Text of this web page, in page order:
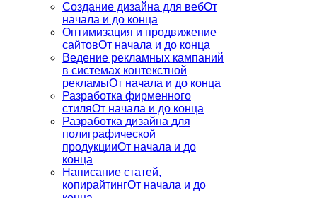
Создание дизайна для вебОт
начала и до конца
Оптимизация и продвижение
сайтовОт начала и до конца
Ведение рекламных кампаний
в системах контекстной
рекламыОт начала и до конца
Разработка фирменного
стиляОт начала и до конца
Разработка дизайна для
полиграфической
продукцииОт начала и до
конца
Написание статей,
копирайтингОт начала и до